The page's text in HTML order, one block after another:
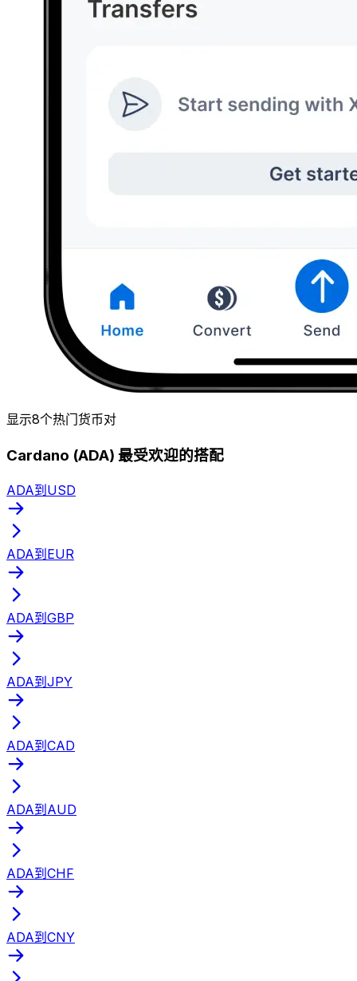
显示8个热门货币对
Cardano (ADA) 最受欢迎的搭配
ADA到USD
ADA到EUR
ADA到GBP
ADA到JPY
ADA到CAD
ADA到AUD
ADA到CHF
ADA到CNY